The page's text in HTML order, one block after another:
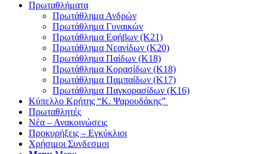
Πρωταθλήματα
Πρωτάθλημα Ανδρών
Πρωτάθλημα Γυναικών
Πρωτάθλημα Εφήβων (Κ21)
Πρωτάθλημα Νεανίδων (Κ20)
Πρωτάθλημα Παίδων (Κ18)
Πρωτάθλημα Κορασίδων (Κ18)
Πρωτάθλημα Παμπαίδων (Κ17)
Πρωτάθλημα Παγκορασίδων (Κ16)
Κύπελλο Κρήτης “Κ. Ψαρουδάκης”
Πρωταθλητές
Νέα – Ανακοινώσεις
Προκυρήξεις – Εγκύκλιοι
Χρήσιμοι Συνδεσμοι